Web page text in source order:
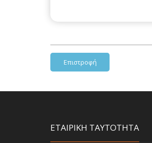
Επιστροφή
ΕΤΑΙΡΙΚΗ ΤΑΥΤΟΤΗΤΑ